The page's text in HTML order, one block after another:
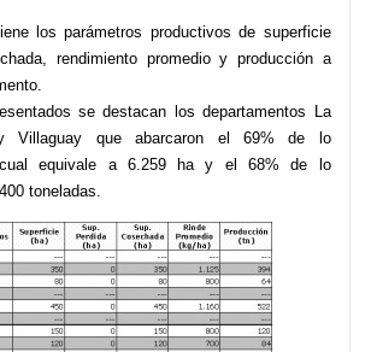
los parámetros productivos de superficie
rendimiento promedio y producción a
se destacan los departamentos La
Villaguay que abarcaron el 69% de lo
equivale a 6.259 ha y el 68% de lo
toneladas.